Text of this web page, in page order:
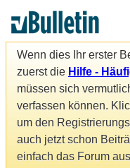
Wenn dies Ihr erster
zuerst die Hilfe -
müssen sich
verfassen können.
um den
auch jetzt schon
einfach das Forum